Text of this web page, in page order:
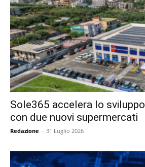
Sole365 accelera lo
con due nuovi supermercati
Redazione - 31 Luglio 2026